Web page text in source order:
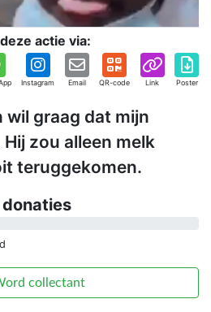
actie via:
Instagram Email QR-code Link Poster
wil graag dat mijn
zou alleen melk
teruggekomen.
collectant